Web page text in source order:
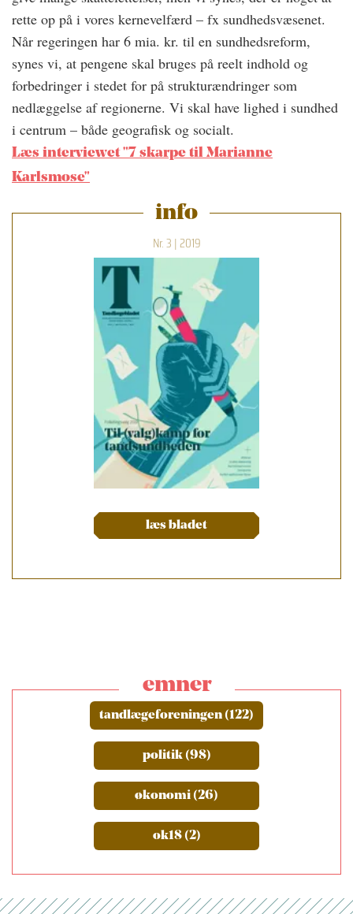
rette op på i vores kernevelfærd – fx sundhedsvæsenet.
Når regeringen har 6 mia. kr. til en sundhedsreform,
synes vi, at pengene skal bruges på reelt indhold og
forbedringer i stedet for på strukturændringer som
nedlæggelse af regionerne. Vi skal have lighed i sundhed
i centrum – både geografisk og socialt.
Læs interviewet "7 skarpe til Marianne
Karlsmose"
info
Nr. 3 | 2019
læs bladet
emner
tandlægeforeningen (122)
politik (98)
økonomi (26)
ok18 (2)